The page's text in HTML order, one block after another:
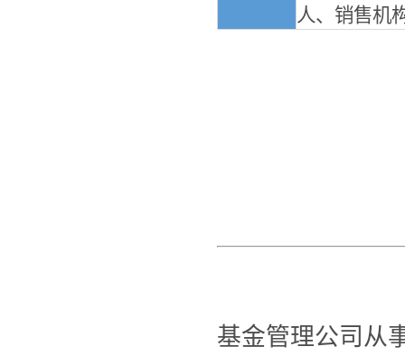
人、销售机
基金管理公司从